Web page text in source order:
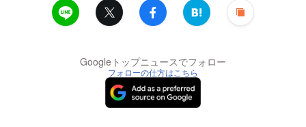
Googleトップニュースでフォロー
フォローの仕方はこちら